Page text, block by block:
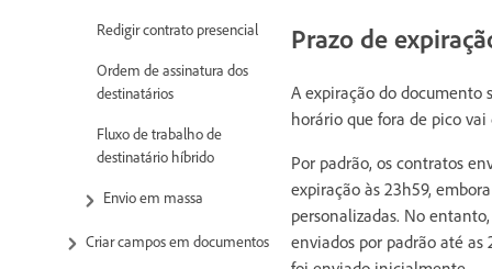
Redigir contrato presencial
Ordem de assinatura dos
destinatários
Fluxo de trabalho de
destinatário híbrido
Envio em massa
Criar campos em documentos
Prazo de
A expiração do documento
horário que fora de pico vai
Por padrão, os contratos
expiração às 23h59,
personalizadas. No
enviados por padrão até